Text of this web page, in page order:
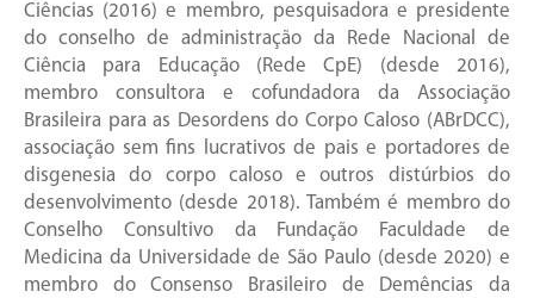
Ciências (2016) e membro, pesquisadora e presidente
do conselho de administração da Rede Nacional de
Ciência para Educação (Rede CpE) (desde 2016),
membro consultora e cofundadora da Associação
Brasileira para as Desordens do Corpo Caloso (ABrDCC),
associação sem fins lucrativos de pais e portadores de
disgenesia do corpo caloso e outros distúrbios do
desenvolvimento (desde 2018). Também é membro do
Conselho Consultivo da Fundação Faculdade de
Medicina da Universidade de São Paulo (desde 2020) e
membro do Consenso Brasileiro de Demências da